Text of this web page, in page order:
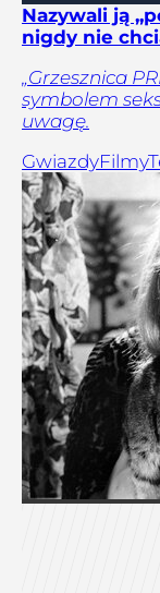
Nazywali ją
nigdy nie
„Grzesznica
symbolem
uwagę.
GwiazdyFilmy